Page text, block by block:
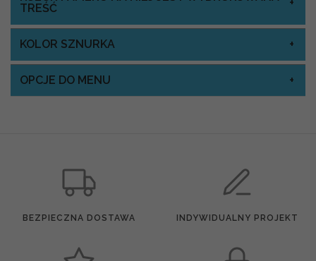
TREŚĆ
KOLOR SZNURKA
OPCJE DO MENU
BEZPIECZNA DOSTAWA INDYWIDUALNY PROJEKT